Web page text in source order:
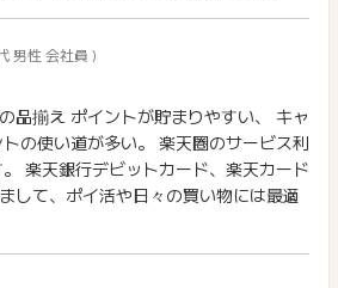
、ポイント獲得対象外となる場合がご
男性 会社員 )
品揃え ポイントが貯まりやすい、 キャ
の使い道が多い。 楽天圏のサービス利
楽天銀行デビットカード、楽天カード
して、ポイ活や日々の買い物には最適